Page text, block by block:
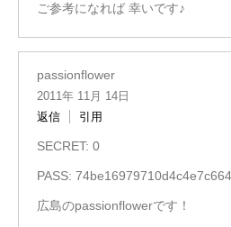
ご参考になれば 幸いです♪
passionflower
2011年 11月 14日
返信
引用
SECRET: 0
PASS:
広島のpassionflowerです！